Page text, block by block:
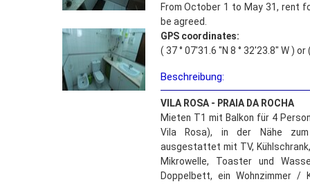
From October 1 to May 31, rent
be agreed.
GPS coordinates:
( 37 ° 07'31.6 "N 8 ° 32'23.8" W )
Beschreibung:
VILA ROSA - PRAIA DA ROCHA
Mieten T1 mit Balkon für 4
Vila Rosa), in der Nähe
ausgestattet mit TV,
Mikrowelle, Toaster und
Doppelbett, ein Wohnzimmer /